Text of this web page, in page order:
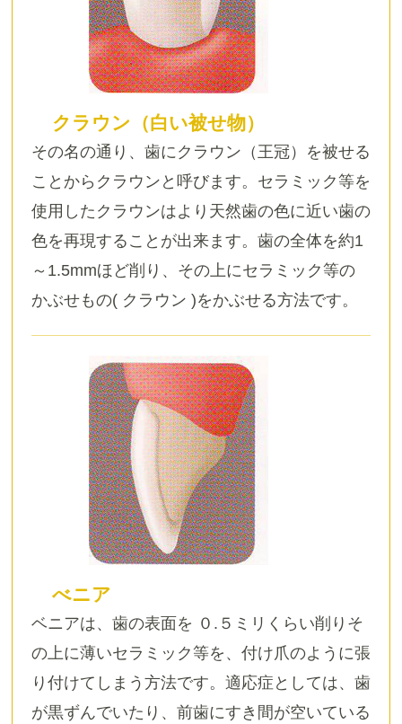
クラウン（白い被せ物）
その名の通り、歯にクラウン（王冠）を被せる
ことからクラウンと呼びます。セラミック等を
使用したクラウンはより天然歯の色に近い歯の
色を再現することが出来ます。歯の全体を約1
～1.5mmほど削り、その上にセラミック等の
かぶせもの( クラウン )をかぶせる方法です。
べニア
ベニアは、歯の表面を ０.５ミリくらい削りそ
の上に薄いセラミック等を、付け爪のように張
り付けてしまう方法です。適応症としては、歯
が黒ずんでいたり、前歯にすき間が空いている